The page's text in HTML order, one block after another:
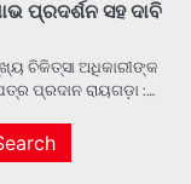
ପ୍ରଦର୍ଶନ ସହ ଦାବି
ଚିକିତ୍ସା ଅଧିକାରୀଙ୍କ
ପ୍ରଦାନ ରାୟଗଡ଼ା :…